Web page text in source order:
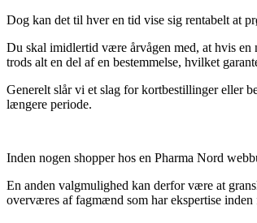
Dog kan det til hver en tid vise sig rentabelt at
Du skal imidlertid være årvågen med, at hvis
trods alt en del af en bestemmelse, hvilket
Generelt slår vi et slag for kortbestillinger eller
længere periode.
Inden nogen shopper hos en Pharma Nord
En anden valgmulighed kan derfor være at
overværes af fagmænd som har ekspertise